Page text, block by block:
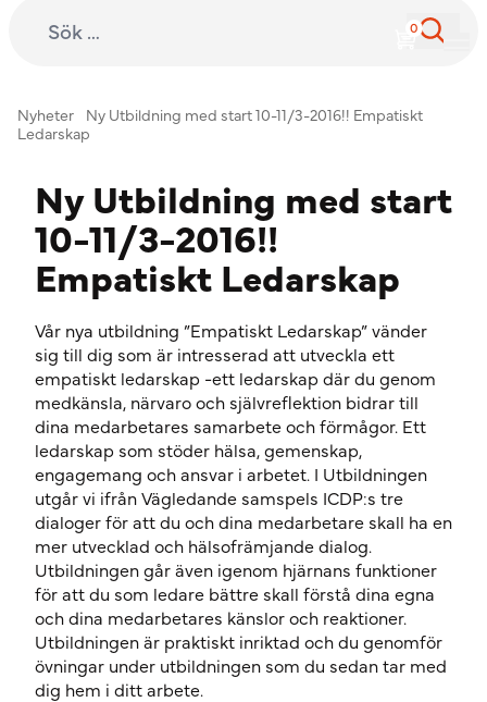
International Child Development Programme
Nyheter Ny Utbildning med start 10-11/3-2016!! Empatiskt
Ledarskap
Ny Utbildning med start
10-11/3-2016!!
Empatiskt Ledarskap
Vår nya utbildning ”Empatiskt Ledarskap” vänder
sig till dig som är intresserad att utveckla ett
empatiskt ledarskap -ett ledarskap där du genom
medkänsla, närvaro och självreflektion bidrar till
dina medarbetares samarbete och förmågor. Ett
ledarskap som stöder hälsa, gemenskap,
engagemang och ansvar i arbetet. I Utbildningen
utgår vi ifrån Vägledande samspels ICDP:s tre
dialoger för att du och dina medarbetare skall ha en
mer utvecklad och hälsofrämjande dialog.
Utbildningen går även igenom hjärnans funktioner
för att du som ledare bättre skall förstå dina egna
och dina medarbetares känslor och reaktioner.
Utbildningen är praktiskt inriktad och du genomför
övningar under utbildningen som du sedan tar med
dig hem i ditt arbete.